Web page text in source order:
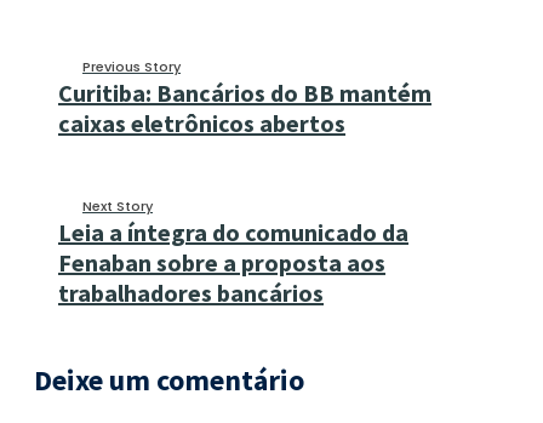
Previous Story
Curitiba: Bancários do BB mantém
caixas eletrônicos abertos
Next Story
Leia a íntegra do comunicado da
Fenaban sobre a proposta aos
trabalhadores bancários
Deixe um comentário